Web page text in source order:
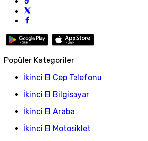
Popüler Kategoriler
İkinci El Cep Telefonu
İkinci El Bilgisayar
İkinci El Araba
İkinci El Motosiklet